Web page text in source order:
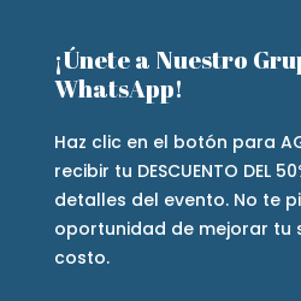
¡Únete a Nuestro
WhatsApp!
Haz clic en el botón para
recibir tu DESCUENTO DEL
detalles del evento. No te
oportunidad de mejorar tu
costo.